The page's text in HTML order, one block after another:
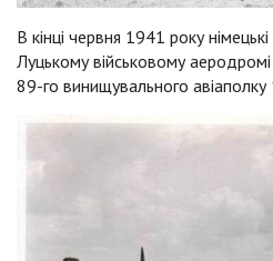
В кінці червня 1941 року
Луцькому військовому
89-го винищувального авіаполку